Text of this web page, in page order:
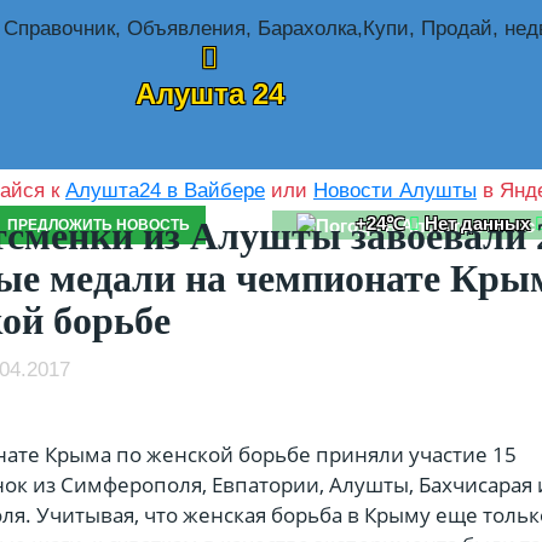
Алушта 24
ПРЕДЛОЖИТЬ НОВОСТЬ +24℃ Нет данных
к Алушта24 в Вайбереили Новости Алушты в
из Алушты завоевали
медали на чемпионате
борьбе
Крыма по женской борьбе приняли участие 15
из Симферополя, Евпатории, Алушты, Бахчисарая
Учитывая, что женская борьба в Крыму еще